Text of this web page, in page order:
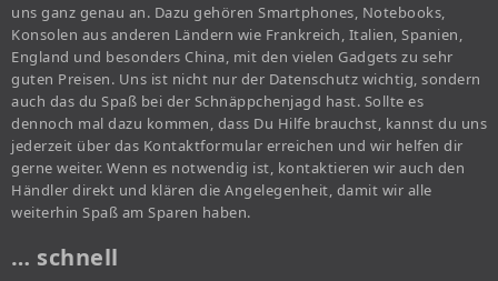
uns ganz genau an. Dazu gehören Smartphones, Notebooks,
Konsolen aus anderen Ländern wie Frankreich, Italien, Spanien,
England und besonders China, mit den vielen Gadgets zu sehr
guten Preisen. Uns ist nicht nur der Datenschutz wichtig, sondern
auch das du Spaß bei der Schnäppchenjagd hast. Sollte es
dennoch mal dazu kommen, dass Du Hilfe brauchst, kannst du uns
jederzeit über das Kontaktformular erreichen und wir helfen dir
gerne weiter. Wenn es notwendig ist, kontaktieren wir auch den
Händler direkt und klären die Angelegenheit, damit wir alle
weiterhin Spaß am Sparen haben.
… schnell